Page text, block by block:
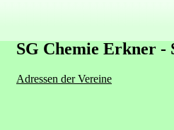
SG Chemie Erkner -
Adressen der Vereine